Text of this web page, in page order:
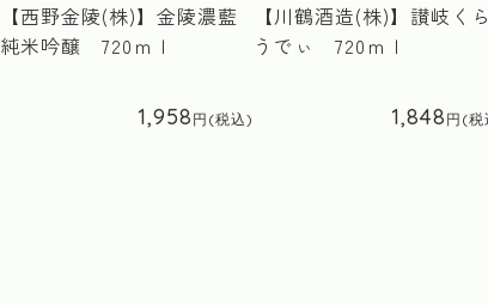
【西野金陵(株)】金陵濃藍
純米吟醸 720ｍｌ
1,958
【川鶴酒造(株)】讃岐くら
うでぃ 720ｍｌ
1,848